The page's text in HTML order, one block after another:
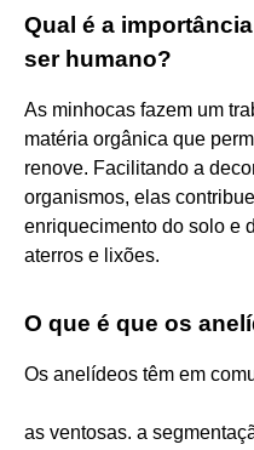
Qual é a
ser humano?
As minhocas fazem um
matéria orgânica que
renove. Facilitando a
organismos, elas
enriquecimento do solo e
aterros e lixões.
O que é que os
Os anelídeos têm em
as ventosas. a